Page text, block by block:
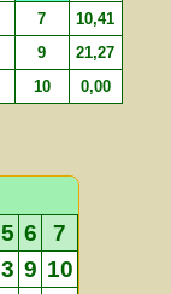
7 10,41
9 21,27
10 0,00
5 6
7
3 9 10